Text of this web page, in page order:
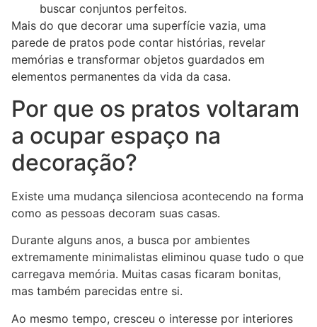
buscar conjuntos perfeitos.
Mais do que decorar uma superfície vazia, uma
parede de pratos pode contar histórias, revelar
memórias e transformar objetos guardados em
elementos permanentes da vida da casa.
Por que os pratos voltaram
a ocupar espaço na
decoração?
Existe uma mudança silenciosa acontecendo na forma
como as pessoas decoram suas casas.
Durante alguns anos, a busca por ambientes
extremamente minimalistas eliminou quase tudo o que
carregava memória. Muitas casas ficaram bonitas,
mas também parecidas entre si.
Ao mesmo tempo, cresceu o interesse por interiores